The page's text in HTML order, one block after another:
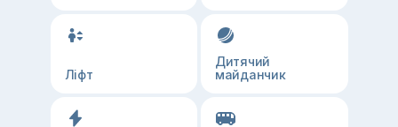
Ліфт
Дитячий
майданчик